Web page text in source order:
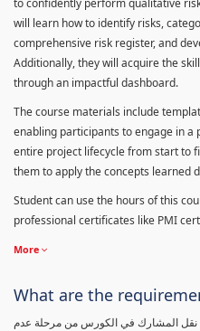
will learn how to identify risks,
comprehensive risk register, and
Additionally, they will acquire the
through an impactful dashboard.
The course materials include
enabling participants to engage in a
entire project lifecycle from start to
them to apply the concepts learned
Student can use the hours of this
professional certificates like PMI
More
What are the
قادر على نقل المشارك في الكورس من مرحلة عدم